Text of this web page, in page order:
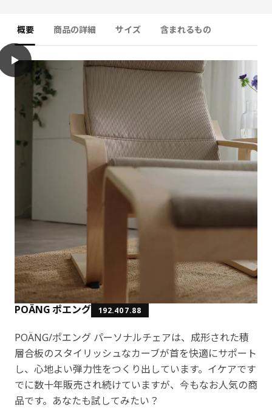
概要 商品の詳細 サイズ 含まれるもの
POÄNG ポエング 192.407.88
POÄNG/ポエング パーソナルチェアは、成形された積
層合板のスタイリッシュなカーブが首を快適にサポート
し、心地よい弾力性をつくり出しています。イケアです
でに数十年販売され続けていますが、今もなお人気の商
品です。あなたも試してみたい？
play
POÄNG ポエング パーソナルチェア, バーチ材突き板/クニーサ ラ